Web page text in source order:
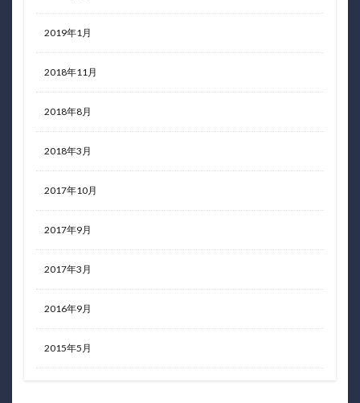
2019年1月
2018年11月
2018年8月
2018年3月
2017年10月
2017年9月
2017年3月
2016年9月
2015年5月